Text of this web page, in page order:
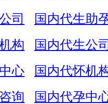
司
国内代生助
构
国内代生公司
心
国内代怀机
询
国内代孕中